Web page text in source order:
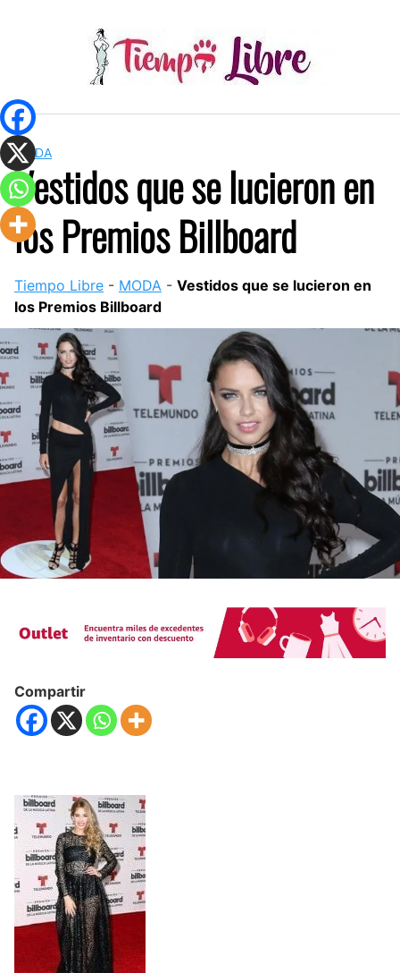
MODA
Vestidos que se lucieron en
los Premios Billboard
Tiempo Libre - MODA - Vestidos que se lucieron en
los Premios Billboard
Compartir